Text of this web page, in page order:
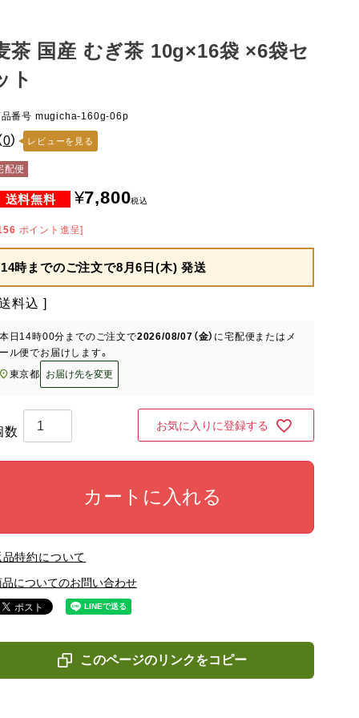
茶 国産 むぎ茶 10g×16袋 ×6袋セ
ト
番号 mugicha-160g-06p
0） レビューを見る
配便
¥7,800税込
ポイント進呈]
14時までのご注文で8月6日(木) 発送
料込
日 14時00分 までのご注文で2026/08/07（金） に宅配便またはメ
ル便でお届けします。
東京都
お届け先を変更
お気に入りに登録する
カートに入れる
品特約について
品についてのお問い合わせ
このページのリンクをコピー